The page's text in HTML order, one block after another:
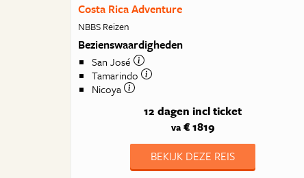
Costa Rica Adventure
NBBS Reizen
Bezienswaardigheden
San José
Tamarindo
Nicoya
12 dagen incl ticket
va€ 1819
BEKIJK DEZE REIS